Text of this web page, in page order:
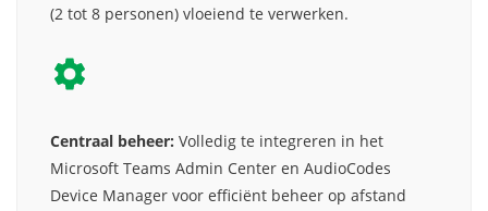
(2 tot 8 personen) vloeiend te verwerken.
Centraal beheer: Volledig te integreren in het
Microsoft Teams Admin Center en AudioCodes
Device Manager voor efficiënt beheer op afstand